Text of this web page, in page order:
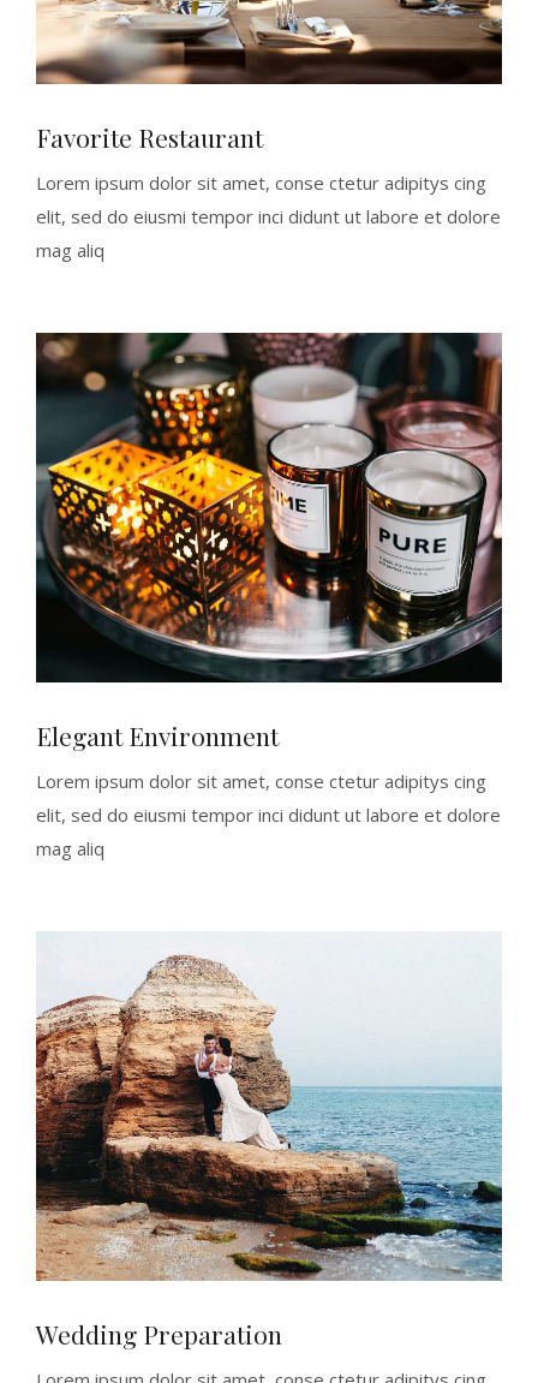
Favorite Restaurant
Lorem ipsum dolor sit amet, conse ctetur adipitys cing
elit, sed do eiusmi tempor inci didunt ut labore et dolore
mag aliq
Elegant Environment
Lorem ipsum dolor sit amet, conse ctetur adipitys cing
elit, sed do eiusmi tempor inci didunt ut labore et dolore
mag aliq
Wedding Preparation